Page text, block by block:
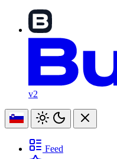
v2
Feed